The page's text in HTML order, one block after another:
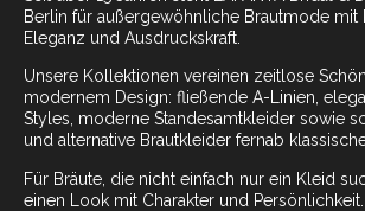
Berlin für außergewöhnliche Brautmode mit
Eleganz und Ausdruckskraft.
Unsere Kollektionen vereinen zeitlose
modernem Design: fließende A-Linien,
Styles, moderne Standesamtkleider sowie
und alternative Brautkleider fernab
Für Bräute, die nicht einfach nur ein Kleid
einen Look mit Charakter und Persönlichkeit.